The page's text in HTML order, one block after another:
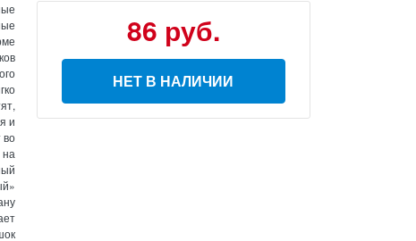
и
во
на
86 руб.
НЕТ В НАЛИЧИИ